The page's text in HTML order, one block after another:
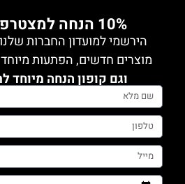
10% הנחה למצטרפות חדשות!
הירשמי למועדון החברות
מוצרים חדשים, הפתעות
וגם קופון הנחה מיוחד